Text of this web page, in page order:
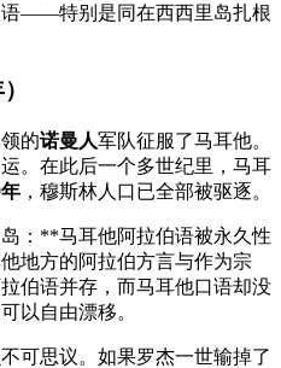
语——特别是同在西西里岛扎根
的诺曼人军队征服了马耳他。
。在此后一个多世纪里，马耳
，穆斯林人口已全部被驱逐。
：**马耳他阿拉伯语被永久性
地方的阿拉伯方言与作为宗
伯语并存，而马耳他口语却没
以自由漂移。
可思议。如果罗杰一世输掉了